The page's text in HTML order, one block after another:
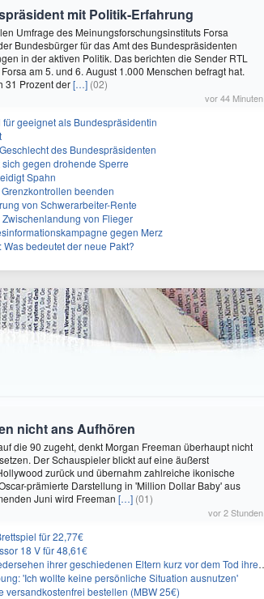
mit Politik-Erfahrung
Umfrage des Meinungsforschungsinstituts Forsa
Bundesbürger für das Amt des Bundespräsidenten
in der aktiven Politik. Das berichten die Sender RTL
am 5. und 6. August 1.000 Menschen befragt hat.
31 Prozent der[…] (02)
vor 44 Minuten
geeignet als Bundespräsidentin
des Bundespräsidenten
gegen drohende Sperre
Spahn
beenden
von Schwerarbeiter-Rente
von Flieger
gegen Merz
bedeutet der neue Pakt?
nicht ans Aufhören
die 90 zugeht, denkt Morgan Freeman überhaupt nicht
Der Schauspieler blickt auf eine äußerst
zurück und übernahm zahlreiche ikonische
prämierte Darstellung in 'Million Dollar Baby' aus
Juni wird Freeman […] (01)
vor 2 Stunden
für 22,77€
18 V für 48,61€
ihrer geschiedenen Eltern kurz vor dem Tod ihrer Mutter
'Ich wollte keine persönliche Situation ausnutzen'
versandkostenfrei bestellen (MBW 25€)